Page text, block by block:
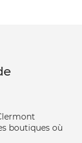
boutiques où